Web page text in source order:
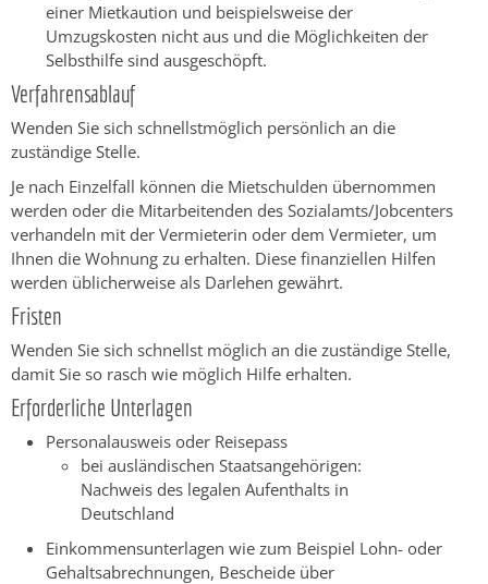
einer Mietkaution und beispielsweise der
Umzugskosten nicht aus und die Möglichkeiten der
Selbsthilfe sind ausgeschöpft.
Verfahrensablauf
Wenden Sie sich schnellstmöglich persönlich an die
zuständige Stelle.
Je nach Einzelfall können die Mietschulden übernommen
werden oder die Mitarbeitenden des Sozialamts/Jobcenters
verhandeln mit der Vermieterin oder dem Vermieter, um
Ihnen die Wohnung zu erhalten. Diese finanziellen Hilfen
werden üblicherweise als Darlehen gewährt.
Fristen
Wenden Sie sich schnellst möglich an die zuständige Stelle,
damit Sie so rasch wie möglich Hilfe erhalten.
Erforderliche Unterlagen
Personalausweis oder Reisepass
bei ausländischen Staatsangehörigen:
Nachweis des legalen Aufenthalts in
Deutschland
Einkommensunterlagen wie zum Beispiel Lohn- oder
Gehaltsabrechnungen, Bescheide über